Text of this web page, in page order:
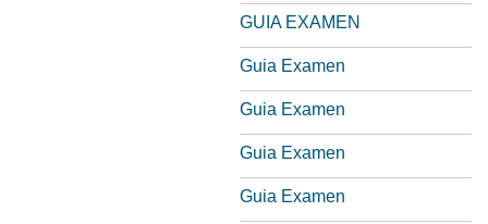
GUIA EXAMEN
Guia Examen
Guia Examen
Guia Examen
Guia Examen